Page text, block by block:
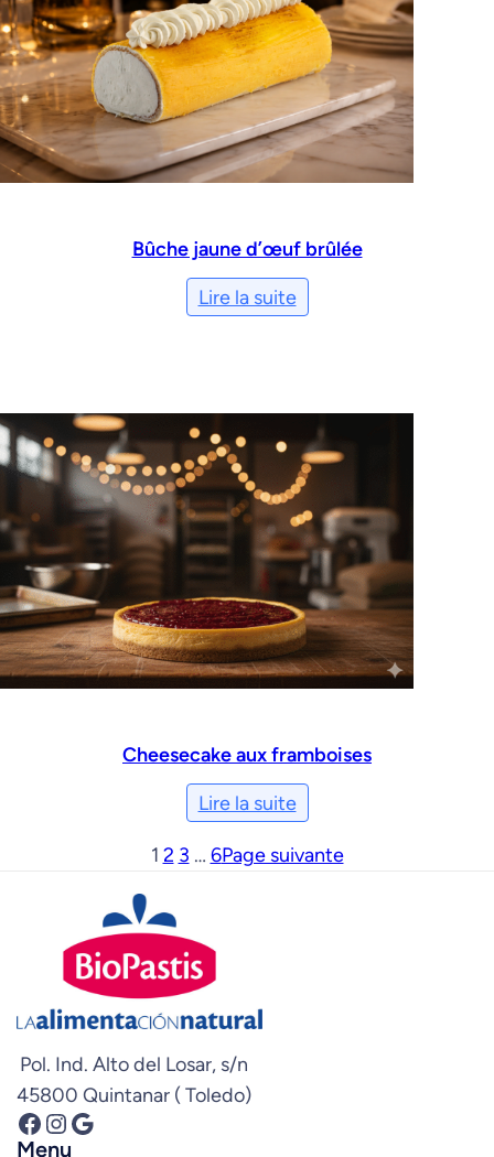
Bûche jaune d’œuf brûlée
Lire la suite
Cheesecake aux framboises
Lire la suite
1 2 3 … 6Page suivante
Pol. Ind. Alto del Losar, s/n
45800 Quintanar ( Toledo)
Facebook InstagramGoogle
Menu